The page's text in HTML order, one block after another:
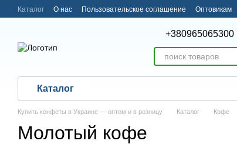
Перейти к основному контенту
Каталог О нас Пользовательское соглашение Оптовикам
+380965065300
Каталог
Купить конфеты в Украине — оптом и в розницу Каталог Кофе
Молотый кофе